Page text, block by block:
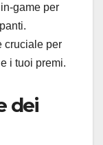
game per
cruciale per
i tuoi premi.
dei